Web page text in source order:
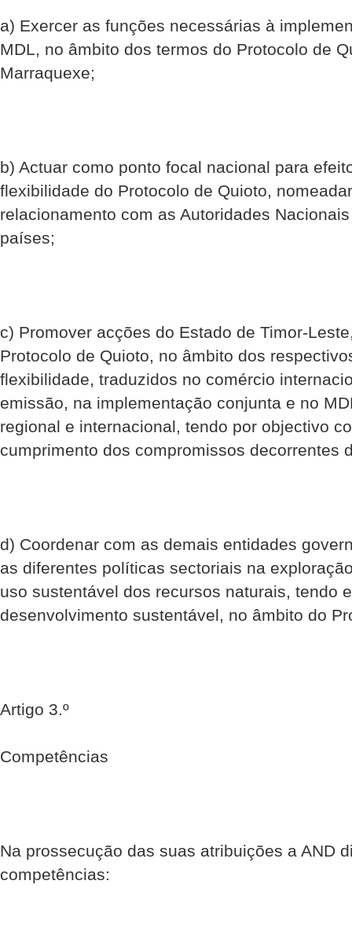
a) Exercer as funções necessárias à
MDL, no âmbito dos termos do Protocolo de
Marraquexe;
b) Actuar como ponto focal nacional para
flexibilidade do Protocolo de Quioto,
relacionamento com as Autoridades
países;
c) Promover acções do Estado de Timor-
Protocolo de Quioto, no âmbito dos
flexibilidade, traduzidos no comércio
emissão, na implementação conjunta e no
regional e internacional, tendo por objectivo
cumprimento dos compromissos decorrentes
d) Coordenar com as demais entidades
as diferentes políticas sectoriais na
uso sustentável dos recursos naturais, tendo
desenvolvimento sustentável, no âmbito do
Artigo 3.º
Competências
Na prossecução das suas atribuições a AND
competências: